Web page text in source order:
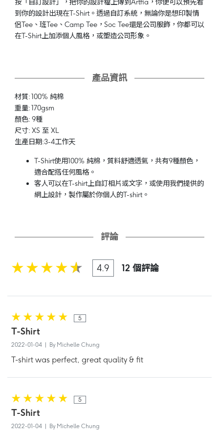
按「自訂設計」，把你的設計檔上傳到Artfia，你便可以預先看
到你的設計出現在T-Shirt。透過自訂系統，無論你是想印製情
侶Tee、班Tee、Camp Tee，Soc Tee還是公司服飾，你都可以
在T-Shirt上加添個人風格，或塑造公司形象。
產品資訊
材質: 100% 純棉
重量: 170gsm
顏色: 9種
尺寸: XS 至 XL
生產日期:3-4工作天
T-Shirt使用100% 純棉，質料舒適透氣，共有9種顏色，
適合配搭任何風格。
客人可以在T-shirt上自訂相片或文字，或使用我們提供的
網上設計，製作屬於你個人的T-shirt。
評論
4.9 12 個評論
5
T-Shirt
2022-01-04 | By Michelle Chung
T-shirt was perfect, great quality & fit
5
T-Shirt
2022-01-04 | By Michelle Chung